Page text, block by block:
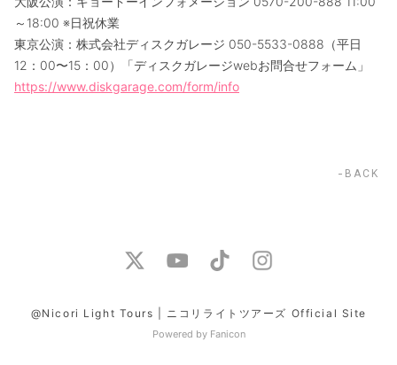
～18:00 ※日祝休業
東京公演：株式会社ディスクガレージ 050-5533-0888（平日
12：00〜15：00）「ディスクガレージwebお問合せフォーム」
https://www.diskgarage.com/form/info
BACK
@Nicori Light Tours | ニコリライトツアーズ Official Site
Powered by Fanicon